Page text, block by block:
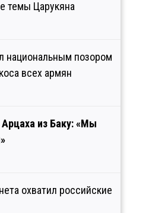
темы Царукяна
национальным позором
всех армян
из Баку: «Мы
охватил российские